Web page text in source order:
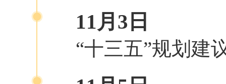
11月3日
“十三五”规划建